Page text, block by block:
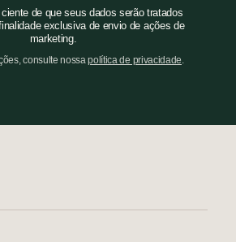
de que seus dados serão tratados
exclusiva de envio de ações de
marketing.
consulte nossapolítica de privacidade.